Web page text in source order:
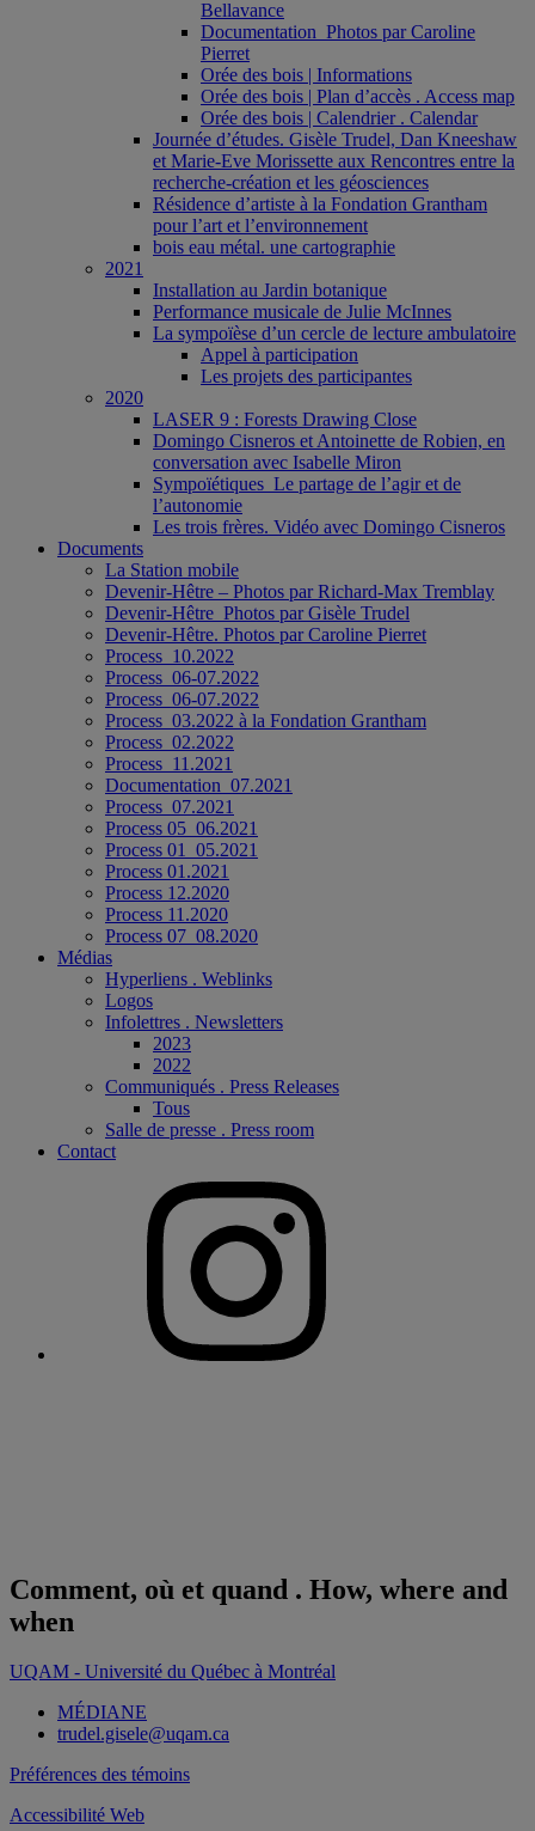
Bellavance
Documentation_Photos par Caroline
Pierret
Orée des bois | Informations
Orée des bois | Plan d’accès . Access map
Orée des bois | Calendrier . Calendar
Journée d’études. Gisèle Trudel, Dan Kneeshaw
et Marie-Eve Morissette aux Rencontres entre la
recherche-création et les géosciences
Résidence d’artiste à la Fondation Grantham
pour l’art et l’environnement
bois eau métal. une cartographie
2021
Installation au Jardin botanique
Performance musicale de Julie McInnes
La sympoïèse d’un cercle de lecture ambulatoire
Appel à participation
Les projets des participantes
2020
LASER 9 : Forests Drawing Close
Domingo Cisneros et Antoinette de Robien, en
conversation avec Isabelle Miron
Sympoïétiques_Le partage de l’agir et de
l’autonomie
Les trois frères. Vidéo avec Domingo Cisneros
Documents
La Station mobile
Devenir-Hêtre – Photos par Richard-Max Tremblay
Devenir-Hêtre_Photos par Gisèle Trudel
Devenir-Hêtre. Photos par Caroline Pierret
Process_10.2022
Process_06-07.2022
Process_06-07.2022
Process_03.2022 à la Fondation Grantham
Process_02.2022
Process_11.2021
Documentation_07.2021
Process_07.2021
Process 05_06.2021
Process 01_05.2021
Process 01.2021
Process 12.2020
Process 11.2020
Process 07_08.2020
Médias
Hyperliens . Weblinks
Logos
Infolettres . Newsletters
2023
2022
Communiqués . Press Releases
Tous
Salle de presse . Press room
Contact
Comment, où et quand . How, where and
when
UQAM - Université du Québec à Montréal
MÉDIANE
trudel.gisele@uqam.ca
Préférences des témoins
Accessibilité Web